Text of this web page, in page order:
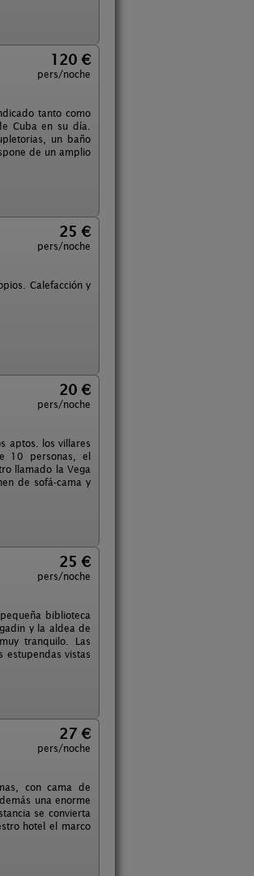
120 €
pers/noche
tanto como
Cuba en su día.
un baño
de un amplio
25 €
pers/noche
Calefacción y
20 €
pers/noche
aptos. los villares
10 personas, el
llamado la Vega
de sofá-cama y
25 €
pers/noche
biblioteca
y la aldea de
tranquilo. Las
estupendas vistas
27 €
pers/noche
con cama de
una enorme
se convierta
hotel el marco